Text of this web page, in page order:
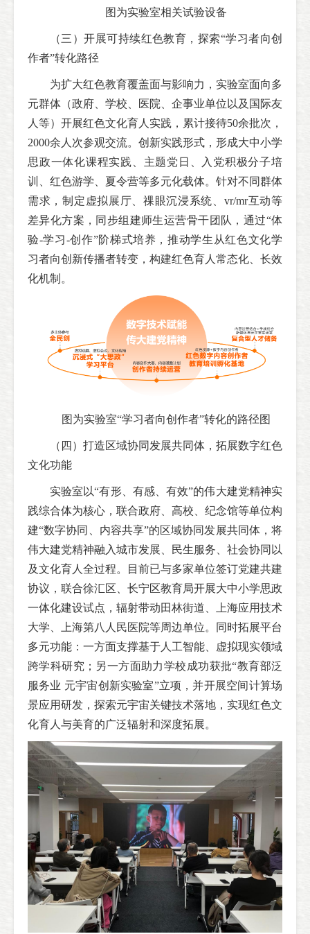
图为实验室相关试验设备
（三）开展可持续红色教育，探索“学习者向创
作者”转化路径
为扩大红色教育覆盖面与影响力，实验室面向多
元群体（政府、学校、医院、企事业单位以及国际友
人等）开展红色文化育人实践，累计接待50余批次，
2000余人次参观交流。创新实践形式，形成大中小学
思政一体化课程实践、主题党日、入党积极分子培
训、红色游学、夏令营等多元化载体。针对不同群体
需求，制定虚拟展厅、祼眼沉浸系统、vr/mr互动等
差异化方案，同步组建师生运营骨干团队，通过“体
验-学习-创作”阶梯式培养，推动学生从红色文化学
习者向创新传播者转变，构建红色育人常态化、长效
化机制。
图为实验室“学习者向创作者”转化的路径图
（四）打造区域协同发展共同体，拓展数字红色
文化功能
实验室以“有形、有感、有效”的伟大建党精神实
践综合体为核心，联合政府、高校、纪念馆等单位构
建“数字协同、内容共享”的区域协同发展共同体，将
伟大建党精神融入城市发展、民生服务、社会协同以
及文化育人全过程。目前已与多家单位签订党建共建
协议，联合徐汇区、长宁区教育局开展大中小学思政
一体化建设试点，辐射带动田林街道、上海应用技术
大学、上海第八人民医院等周边单位。同时拓展平台
多元功能：一方面支撑基于人工智能、虚拟现实领域
跨学科研究；另一方面助力学校成功获批“教育部泛
服务业 元宇宙创新实验室”立项，并开展空间计算场
景应用研发，探索元宇宙关键技术落地，实现红色文
化育人与美育的广泛辐射和深度拓展。